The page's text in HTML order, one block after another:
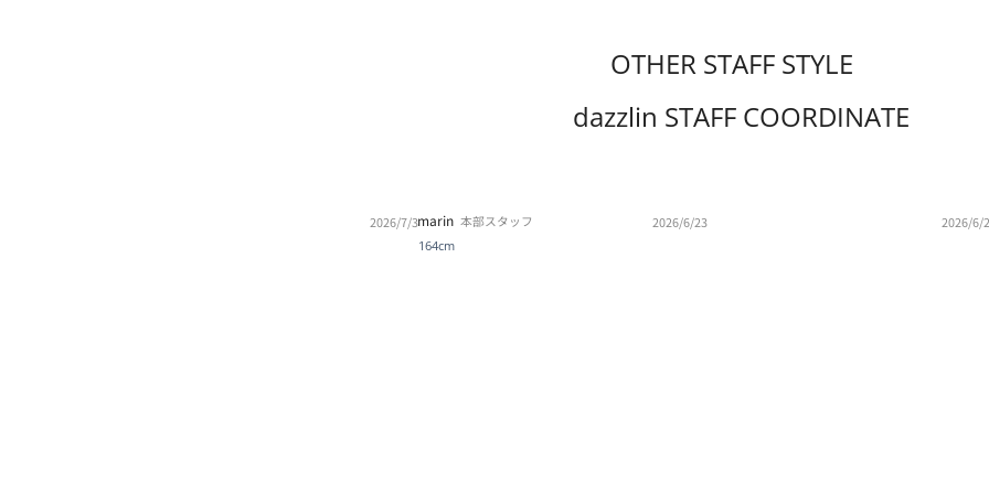
OTHER STAFF STYLE
dazzlin STAFF COORDINATE
2026/7/3marin 本部スタッフ 2026/6/23
164cm
2026/6/